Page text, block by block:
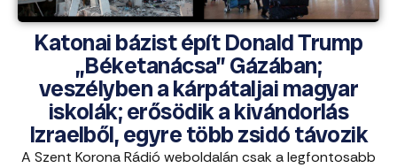
Katonai bázist épít Donald Trump
„Béketanácsa” Gázában;
veszélyben a kárpátaljai magyar
iskolák; erősödik a kivándorlás
Izraelből, egyre több zsidó távozik
A Szent Korona Rádió weboldalán csak a legfontosabb